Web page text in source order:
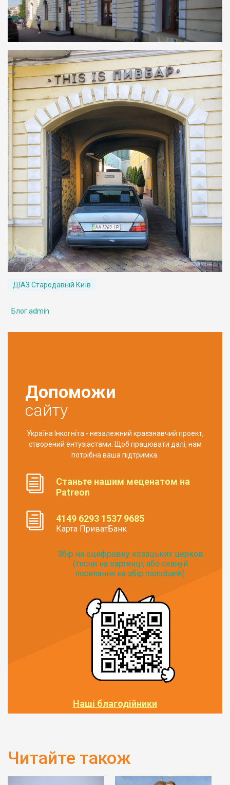
ДІАЗ Стародавній Київ
Блог admin
Допоможи
сайту
Україна Інкогніта - незалежний краєзнавчий проект,
створений ентузіастами. Щоб працювати далі, нам
потрібна ваша підтримка.
Станьте нашим меценатом на
Patreon
4149 6293 1537 9685
Карта ПриватБанк
Збір на оцифровку козацьких церков
(тисни на картинці, або скануй
посилання на збір monobank):
Наші благодійники
Читайте також